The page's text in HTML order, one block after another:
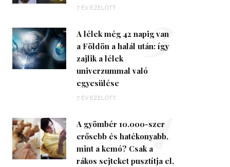
7 ÉV EZELŐTT
A lélek még 42 napig van
a Földön a halál után: így
zajlik a lélek
univerzummal való
egyesülése
7 ÉV EZELŐTT
3
A gyömbér 10.000-szer
erősebb és hatékonyabb,
mint a kemó? Csak a
rákos sejteket pusztítja el,
4